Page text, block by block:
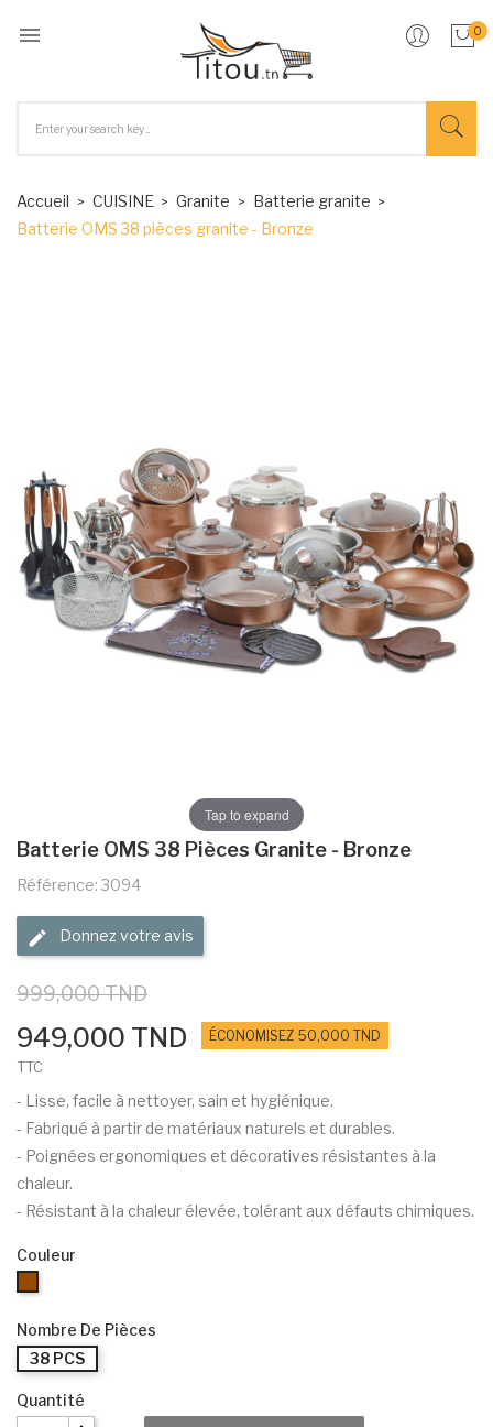
 0
Accueil CUISINE Granite
Batterie granite
Batterie OMS 38 pièces granite - Bronze
Tap to expand
Batterie OMS 38 Pièces Granite - Bronze
Référence: 3094
Donnez votre avis
999,000 TND
949,000 TND ÉCONOMISEZ 50,000 TND
TTC
- Lisse, facile à nettoyer, sain et hygiénique.
- Fabriqué à partir de matériaux naturels et durables.
- Poignées ergonomiques et décoratives résistantes à la
chaleur.
- Résistant à la chaleur élevée, tolérant aux défauts chimiques.
Couleur
Nombre De Pièces
38 PCS
Quantité